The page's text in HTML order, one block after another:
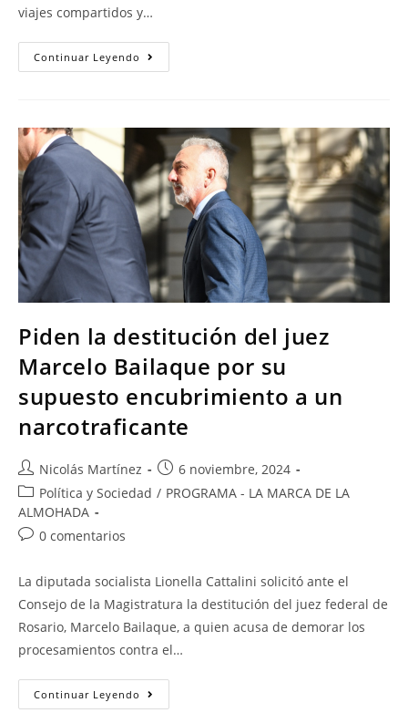
viajes compartidos y…
Continuar Leyendo
Piden la destitución del juez
Marcelo Bailaque por su
supuesto encubrimiento a un
narcotraficante
Nicolás Martínez
6 noviembre, 2024
Política y Sociedad / PROGRAMA - LA MARCA DE LA
ALMOHADA
0 comentarios
La diputada socialista Lionella Cattalini solicitó ante el
Consejo de la Magistratura la destitución del juez federal de
Rosario, Marcelo Bailaque, a quien acusa de demorar los
procesamientos contra el…
Continuar Leyendo